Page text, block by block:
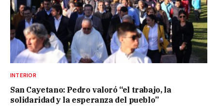
INTERIOR
San Cayetano: Pedro valoró “el trabajo, la
solidaridad y la esperanza del pueblo”